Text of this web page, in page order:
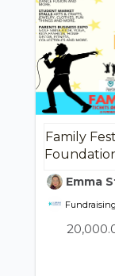
Family
Emma